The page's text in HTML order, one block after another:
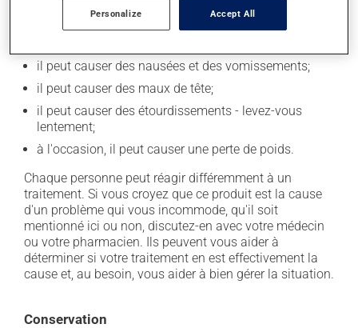
secondaires), notamment :
il peut causer des nausées et des vomissements;
il peut causer des maux de tête;
il peut causer des étourdissements - levez-vous
lentement;
à l'occasion, il peut causer une perte de poids.
Chaque personne peut réagir différemment à un
traitement. Si vous croyez que ce produit est la cause
d'un problème qui vous incommode, qu'il soit
mentionné ici ou non, discutez-en avec votre médecin
ou votre pharmacien. Ils peuvent vous aider à
déterminer si votre traitement en est effectivement la
cause et, au besoin, vous aider à bien gérer la situation.
Conservation
Personalize Accept All